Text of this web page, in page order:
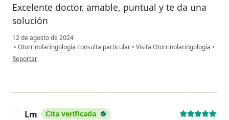
Excelente doctor, amable, puntual y te da una
solución
12 de agosto de 2024
• Otorrinolaringología consulta particular • Visita Otorrinolaringología •
en opinión del usuario EG
Reportar
Lm Cita verificada